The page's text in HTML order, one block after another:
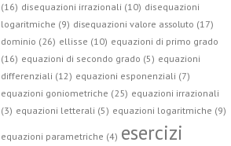
(16) disequazioni irrazionali (10) disequazioni
logaritmiche (9) disequazioni valore assoluto (17)
dominio (26) ellisse (10) equazioni di primo grado
(16) equazioni di secondo grado (5) equazioni
differenziali (12) equazioni esponenziali (7)
equazioni goniometriche (25) equazioni irrazionali
(3) equazioni letterali (5) equazioni logaritmiche (9)
equazioni parametriche (4) esercizi